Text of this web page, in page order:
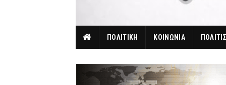
ΠΟΛΙΤΙΚΗ ΚΟΙΝΩΝΙΑ